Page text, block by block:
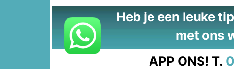
Heb je een leuke
met ons
APP ONS! T.